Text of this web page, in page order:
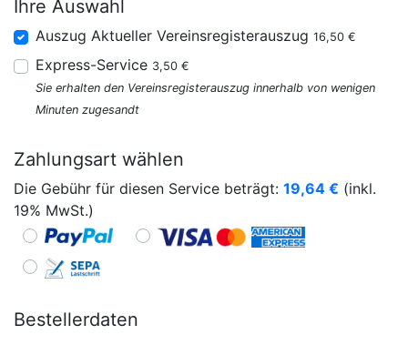
Ihre Auswahl
Auszug Aktueller Vereinsregisterauszug 16,50 €
Express-Service 3,50 €
Sie erhalten den Vereinsregisterauszug innerhalb von wenigen
Minuten zugesandt
Zahlungsart wählen
Die Gebühr für diesen Service beträgt: 19,64 € (inkl.
19% MwSt.)
Bestellerdaten